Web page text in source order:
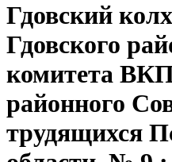
Гдовский
Гдовского
комитета
районного
трудящихся